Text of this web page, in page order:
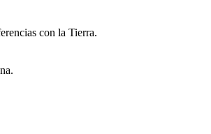
con la Tierra.